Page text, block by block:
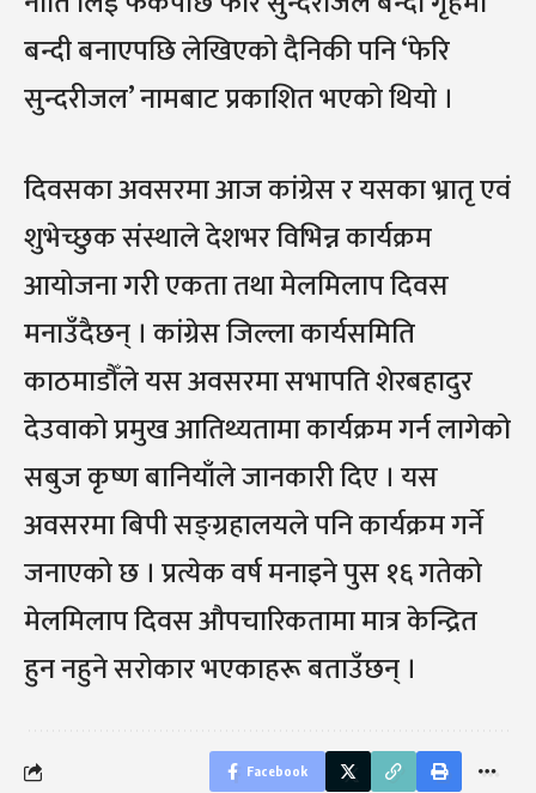
बन्दी बनाएपछि लेखिएको दैनिकी पनि ‘फेरि
सुन्दरीजल’ नामबाट प्रकाशित भएको थियो ।
दिवसका अवसरमा आज कांग्रेस र यसका भ्रातृ एवं
शुभेच्छुक संस्थाले देशभर विभिन्न कार्यक्रम
आयोजना गरी एकता तथा मेलमिलाप दिवस
मनाउँदैछन् । कांग्रेस जिल्ला कार्यसमिति
काठमाडौँले यस अवसरमा सभापति शेरबहादुर
देउवाको प्रमुख आतिथ्यतामा कार्यक्रम गर्न लागेको
सबुज कृष्ण बानियाँले जानकारी दिए । यस
अवसरमा बिपी सङ्ग्रहालयले पनि कार्यक्रम गर्ने
जनाएको छ । प्रत्येक वर्ष मनाइने पुस १६ गतेको
मेलमिलाप दिवस औपचारिकतामा मात्र केन्द्रित
हुन नहुने सरोकार भएकाहरू बताउँछन् ।
Facebook